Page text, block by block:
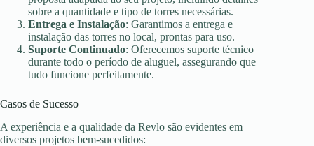
sobre a quantidade e tipo de torres necessárias.
Entrega e Instalação: Garantimos a entrega e
instalação das torres no local, prontas para uso.
Suporte Continuado: Oferecemos suporte técnico
durante todo o período de aluguel, assegurando que
tudo funcione perfeitamente.
Casos de Sucesso
A experiência e a qualidade da Revlo são evidentes em
diversos projetos bem-sucedidos: